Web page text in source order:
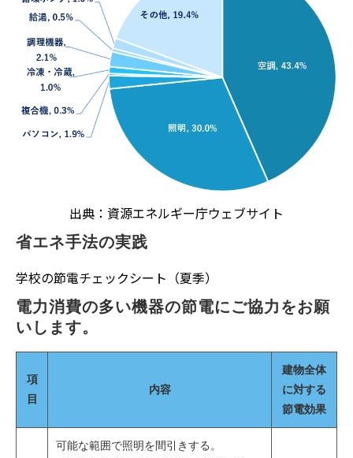
出典：資源エネルギー庁ウェブサイト
省エネ手法の実践
学校の節電チェックシート（夏季）
電力消費の多い機器の節電にご協力をお願
いします。
項
目
内容
建物全体
に対する
節電効果
可能な範囲で照明を間引きする。